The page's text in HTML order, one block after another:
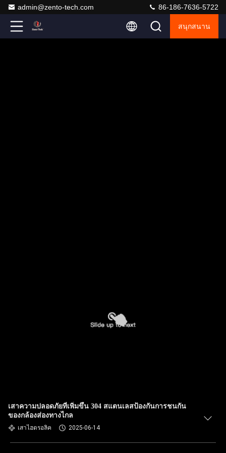
admin@zento-tech.com 86-186-7636-5722
สนุกสนาน
เสาความปลอดภัยที่เพิ่มขึ้น 304 สแตนเลสป้องกันการชนกัน
ของกล้องส่องทางไกล
เสาไฮดรอลิค 2025-06-14